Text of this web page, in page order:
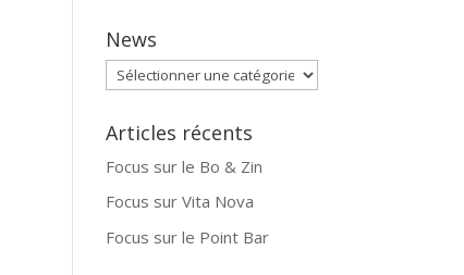
News
News
Articles récents
Focus sur le Bo & Zin
Focus sur Vita Nova
Focus sur le Point Bar